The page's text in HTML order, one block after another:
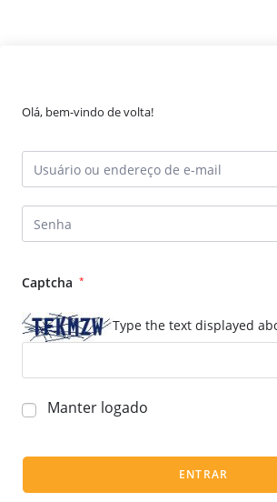
Olá, bem-vindo de volta!
Captcha *
Type the text displayed
Manter logado
ENTRAR